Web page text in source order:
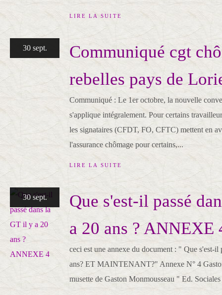
LIRE LA SUITE
30 sept.
Communiqué cgt
rebelles pays de
Communiqué : Le 1er octobre, la nouvelle
s'applique intégralement. Pour certains
les signataires (CFDT, FO, CFTC) mettent en
l'assurance chômage pour certains,...
LIRE LA SUITE
30 sept.
Que s'est-il passé
a 20 ans ? ANNEXE
ceci est une annexe du document : " Que s'est-
ans? ET MAINTENANT?" Annexe N° 4
musette de Gaston Monmousseau " Ed.